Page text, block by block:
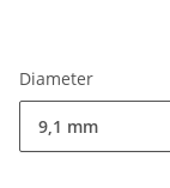
Diameter
9,1 mm